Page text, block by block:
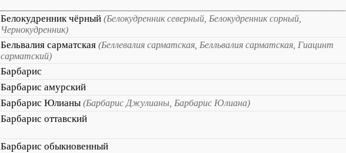
Белокудренник чёрный (Белокудренник северный, Белокудренник сорный,
Чернокудренник)
Бельвалия сарматская (Беллевалия сарматская, Белльвалия сарматская, Гиацинт
сарматский)
Барбарис
Барбарис амурский
Барбарис Юлианы (Барбарис Джулианы, Барбарис Юлиана)
Барбарис оттавский
Барбарис обыкновенный